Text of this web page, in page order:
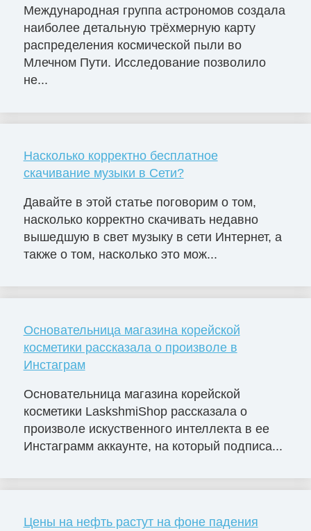
Международная группа астрономов создала
наиболее детальную трёхмерную карту
распределения космической пыли во
Млечном Пути. Исследование позволило
не...
Насколько корректно бесплатное
скачивание музыки в Сети?
Давайте в этой статье поговорим о том,
насколько корректно скачивать недавно
вышедшую в свет музыку в сети Интернет, а
также о том, насколько это мож...
Основательница магазина корейской
косметики рассказала о произволе в
Инстаграм
Основательница магазина корейской
косметики LaskshmiShop рассказала о
произволе искуственного интеллекта в ее
Инстаграмм аккаунте, на который подписа...
Цены на нефть растут на фоне падения